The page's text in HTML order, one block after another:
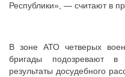
Республики», — считают в
В зоне АТО четверых
бригады подозревают в
результаты досудебного